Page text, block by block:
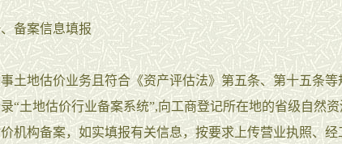
备案信息填报
土地估价业务且符合《资产评估法》第五条、第十五条
“土地估价行业备案系统”,向工商登记所在地的省级自然
机构备案，如实填报有关信息，按要求上传营业执照、